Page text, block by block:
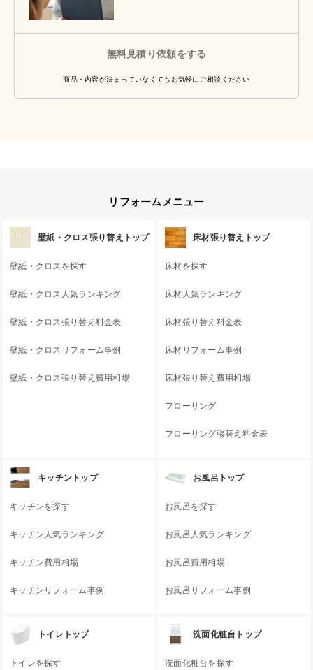
無料見積り依頼をする
商品・内容が決まっていなくてもお気軽にご相談ください
リフォームメニュー
壁紙・クロス張り替えトップ
壁紙・クロスを探す
壁紙・クロス人気ランキング
壁紙・クロス張り替え料金表
壁紙・クロスリフォーム事例
壁紙・クロス張り替え費用相場
床材張り替えトップ
床材を探す
床材人気ランキング
床材張り替え料金表
床材リフォーム事例
床材張り替え費用相場
フローリング
フローリング張替え料金表
キッチントップ
キッチンを探す
キッチン人気ランキング
キッチン費用相場
キッチンリフォーム事例
お風呂トップ
お風呂を探す
お風呂人気ランキング
お風呂費用相場
お風呂リフォーム事例
トイレトップ
トイレを探す
洗面化粧台トップ
洗面化粧台を探す